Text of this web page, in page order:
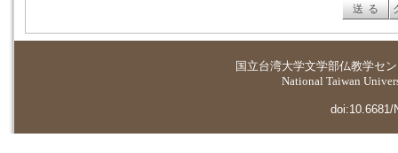
国立台湾大学文学部仏教学セ
National Taiwan
doi:10.6681/